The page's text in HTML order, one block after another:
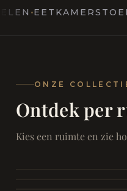
EETKAMERSTOELEN
ONZE
Ontdek per
Kies een ruimte en zie
SAMEN ONTSPANNEN
Woonkamer
Eetkamer
RUST EN RETRAITE